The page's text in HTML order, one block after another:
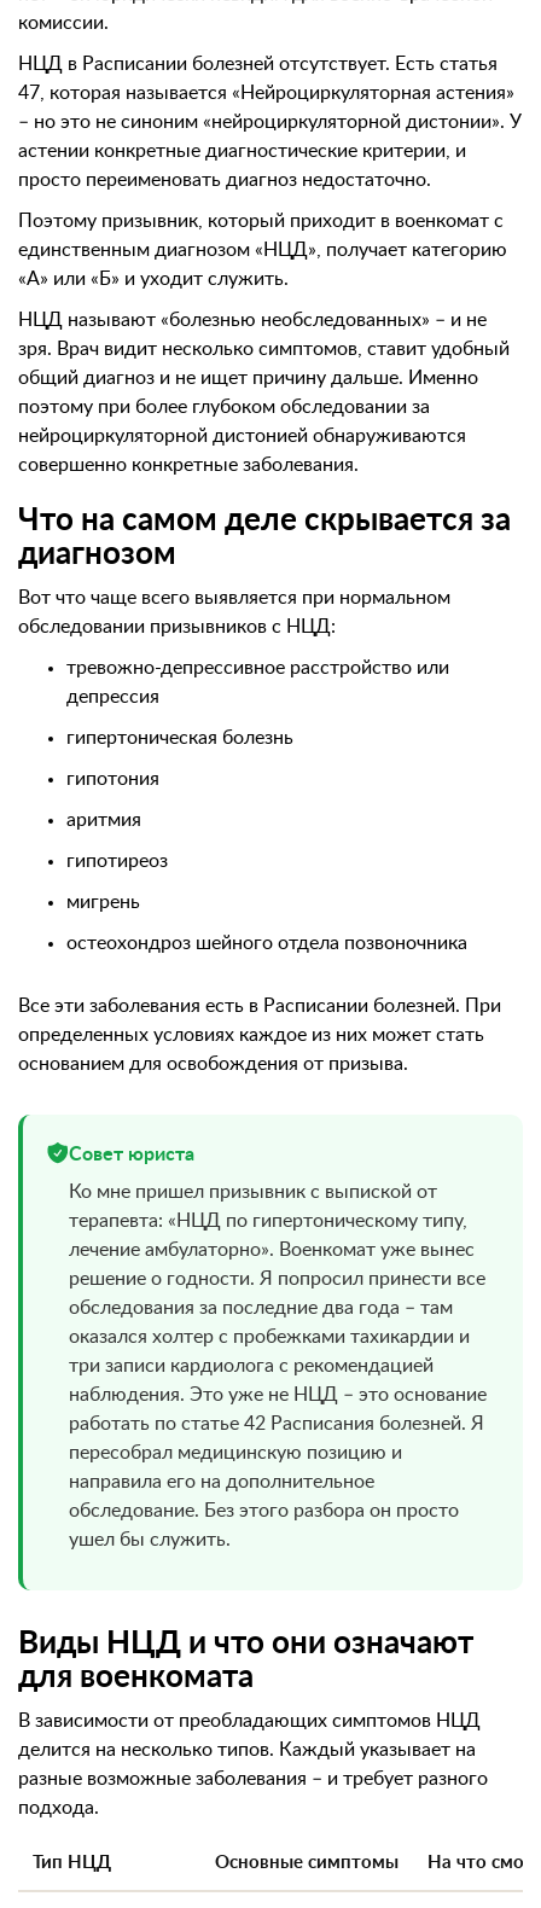
комиссии.
НЦД в Расписании болезней отсутствует. Есть статья
47, которая называется «Нейроциркуляторная астения»
– но это не синоним «нейроциркуляторной дистонии». У
астении конкретные диагностические критерии, и
просто переименовать диагноз недостаточно.
Поэтому призывник, который приходит в военкомат с
единственным диагнозом «НЦД», получает категорию
«А» или «Б» и уходит служить.
НЦД называют «болезнью необследованных» – и не
зря. Врач видит несколько симптомов, ставит удобный
общий диагноз и не ищет причину дальше. Именно
поэтому при более глубоком обследовании за
нейроциркуляторной дистонией обнаруживаются
совершенно конкретные заболевания.
Что на самом деле скрывается за
диагнозом
Вот что чаще всего выявляется при нормальном
обследовании призывников с НЦД:
тревожно-депрессивное расстройство или
депрессия
гипертоническая болезнь
гипотония
аритмия
гипотиреоз
мигрень
остеохондроз шейного отдела позвоночника
Все эти заболевания есть в Расписании болезней. При
определенных условиях каждое из них может стать
основанием для освобождения от призыва.
Совет юриста
Ко мне пришел призывник с выпиской от
терапевта: «НЦД по гипертоническому типу,
лечение амбулаторно». Военкомат уже вынес
решение о годности. Я попросил принести все
обследования за последние два года – там
оказался холтер с пробежками тахикардии и
три записи кардиолога с рекомендацией
наблюдения. Это уже не НЦД – это основание
работать по статье 42 Расписания болезней. Я
пересобрал медицинскую позицию и
направила его на дополнительное
обследование. Без этого разбора он просто
ушел бы служить.
Виды НЦД и что они означают
для военкомата
В зависимости от преобладающих симптомов НЦД
делится на несколько типов. Каждый указывает на
разные возможные заболевания – и требует разного
подхода.
Тип НЦД Основные симптомы На что